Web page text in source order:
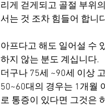
리게 걷게되고 골절 부위
서는 것 조차 힘들어 합니
아프다고 해도 일어설 수
하지 않는 분도 계십니다.
더구나 75세 ~90세 이상
50~60대의 경우는 1개월
로 통증이 있다면 그것은